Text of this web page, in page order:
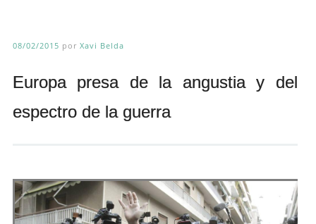
08/02/2015 por Xavi Belda
Europa presa de la angustia y del
espectro de la guerra